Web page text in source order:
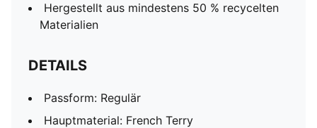
Hergestellt aus mindestens 50 % recycelten
Materialien
DETAILS
Passform: Regulär
Hauptmaterial: French Terry